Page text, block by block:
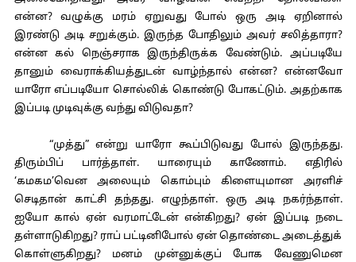
என்ன? வழுக்கு மரம் ஏறுவது போல் ஒரு அடி ஏறினால்
இரண்டு அடி சறுக்கும். இருந்த போதிலும் அவர் சலித்தாரா?
என்ன கல் நெஞ்சராக இருந்திருக்க வேண்டும். அப்படியே
தானும் வைராக்கியத்துடன் வாழ்ந்தால் என்ன? என்னவோ
யாரோ எப்படியோ சொல்லிக் கொண்டு போகட்டும். அதற்காக
இப்படி முடிவுக்கு வந்து விடுவதா?
“முத்து” என்று யாரோ கூப்பிடுவது போல் இருந்தது.
திரும்பிப் பார்த்தாள். யாரையும் காணோம். எதிரில்
‘கமகம’வென அலையும் கொம்பும் கிளையுமான அரளிச்
செடிதான் காட்சி தந்தது. எழுந்தாள். ஒரு அடி நகர்ந்தாள்.
ஐயோ கால் ஏன் வரமாட்டேன் என்கிறது? ஏன் இப்படி நடை
தள்ளாடுகிறது? ராப் பட்டினிபோல் ஏன் தொண்டை அடைத்துக்
கொள்ளுகிறது? மனம் முன்னுக்குப் போக வேணுமென